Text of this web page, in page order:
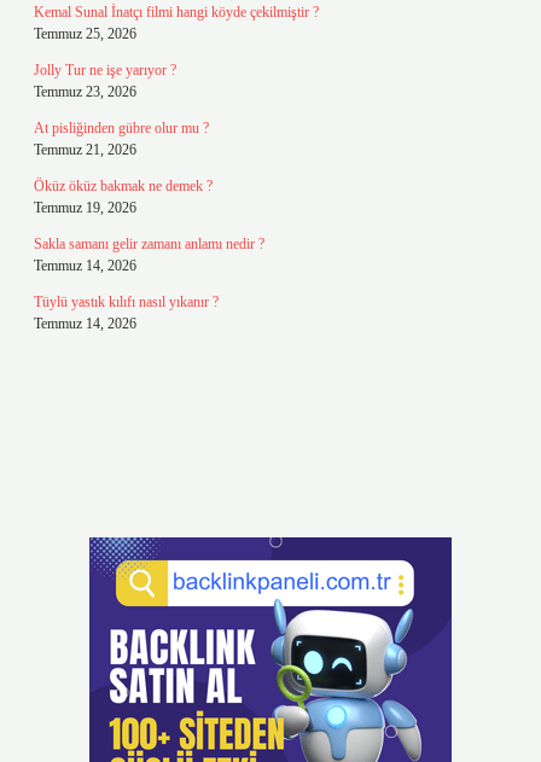
Kemal Sunal İnatçı filmi hangi köyde çekilmiştir ?
Temmuz 25, 2026
Jolly Tur ne işe yarıyor ?
Temmuz 23, 2026
At pisliğinden gübre olur mu ?
Temmuz 21, 2026
Öküz öküz bakmak ne demek ?
Temmuz 19, 2026
Sakla samanı gelir zamanı anlamı nedir ?
Temmuz 14, 2026
Tüylü yastık kılıfı nasıl yıkanır ?
Temmuz 14, 2026